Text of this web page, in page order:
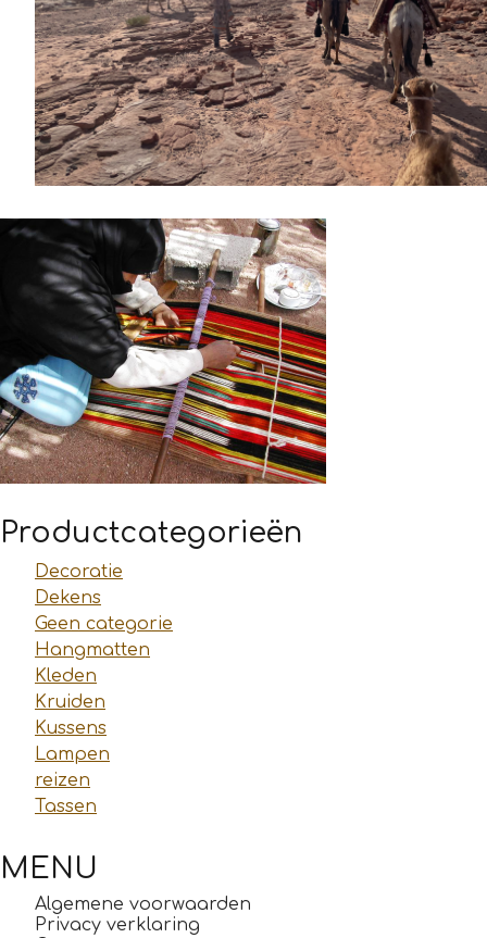
€1,280.00
Productcategorieën
Decoratie
Dekens
Geen categorie
Hangmatten
Kleden
Kruiden
Kussens
Lampen
reizen
Tassen
MENU
Algemene voorwaarden
Privacy verklaring